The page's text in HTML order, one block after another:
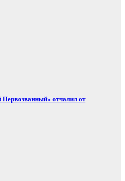
отчалил от